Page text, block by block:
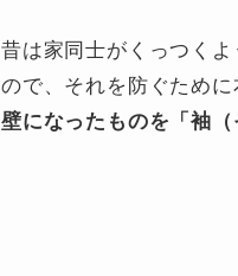
昔は家同士がくっつく
ので、それを防ぐため
壁になったものを「袖（